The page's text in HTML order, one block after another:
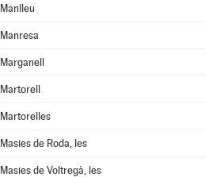
Manlleu
Manresa
Marganell
Martorell
Martorelles
Masies de Roda, les
Masies de Voltregà, les